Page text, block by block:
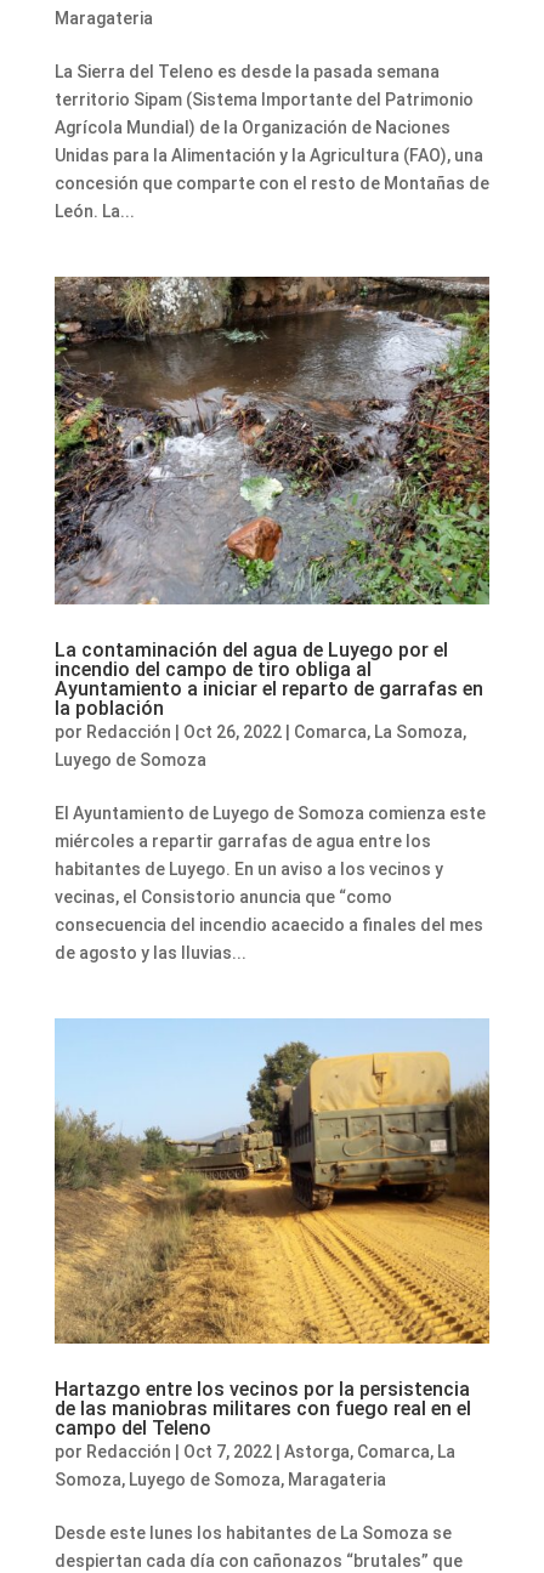
Maragateria
La Sierra del Teleno es desde la pasada semana
territorio Sipam (Sistema Importante del Patrimonio
Agrícola Mundial) de la Organización de Naciones
Unidas para la Alimentación y la Agricultura (FAO), una
concesión que comparte con el resto de Montañas de
León. La...
La contaminación del agua de Luyego por el
incendio del campo de tiro obliga al
Ayuntamiento a iniciar el reparto de garrafas en
la población
por Redacción | Oct 26, 2022| Comarca, La Somoza,
Luyego de Somoza
El Ayuntamiento de Luyego de Somoza comienza este
miércoles a repartir garrafas de agua entre los
habitantes de Luyego. En un aviso a los vecinos y
vecinas, el Consistorio anuncia que “como
consecuencia del incendio acaecido a finales del mes
de agosto y las lluvias...
Hartazgo entre los vecinos por la persistencia
de las maniobras militares con fuego real en el
campo del Teleno
por Redacción Oct 7, 2022| Astorga, Comarca, La
Somoza, Luyego de Somoza, Maragateria
Desde este lunes los habitantes de La Somoza se
despiertan cada día con cañonazos “brutales” que